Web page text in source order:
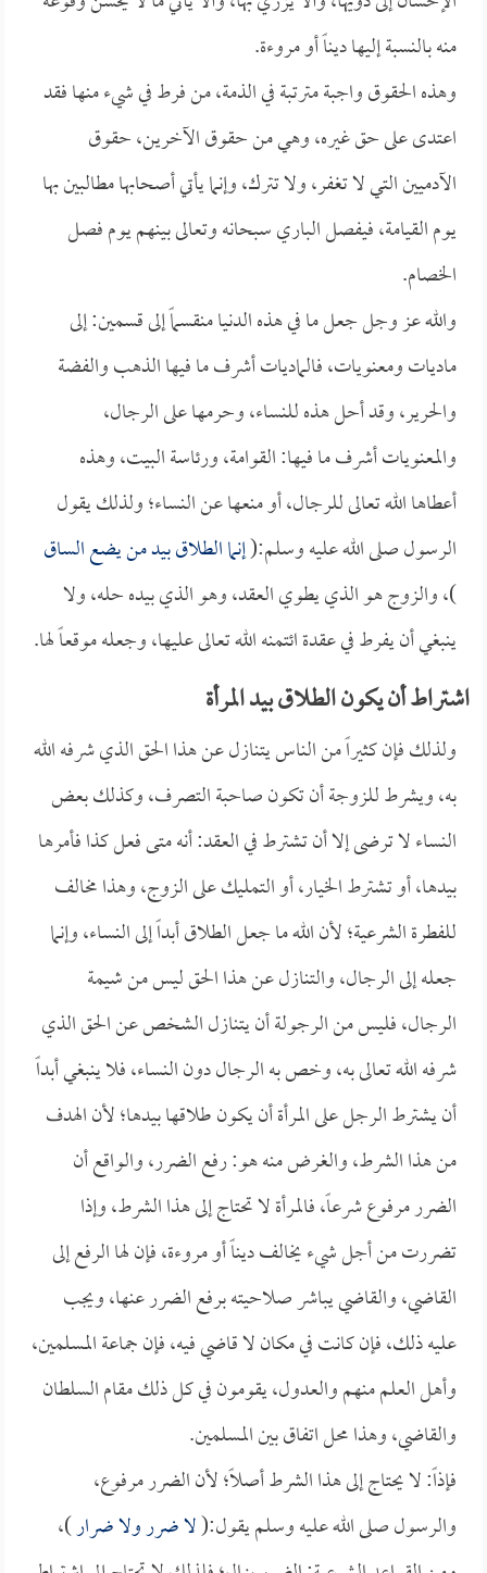
منه بالنسبة إليها ديناً أو مروءة.
وهذه الحقوق واجبة مترتبة في الذمة، من فرط في شيء منها فقد
اعتدى على حق غيره، وهي من حقوق الآخرين، حقوق
الآدميين التي لا تغفر، ولا تترك، وإنما يأتي أصحابها مطالبين بها
يوم القيامة، فيفصل الباري سبحانه وتعالى بينهم يوم فصل
الخصام.
والله عز وجل جعل ما في هذه الدنيا منقسماً إلى قسمين: إلى
ماديات ومعنويات، فالماديات أشرف ما فيها الذهب والفضة
والحرير، وقد أحل هذه للنساء، وحرمها على الرجال،
والمعنويات أشرف ما فيها: القوامة، ورئاسة البيت، وهذه
أعطاها الله تعالى للرجال، أو منعها عن النساء؛ ولذلك يقول
الرسول صلى الله عليه وسلم:(إنما الطلاق بيد من يضع الساق
)، والزوج هو الذي يطوي العقد، وهو الذي بيده حله، ولا
ينبغي أن يفرط في عقدة ائتمنه الله تعالى عليها، وجعله موقعاً لها.
اشتراط أن يكون الطلاق بيد المرأة
ولذلك فإن كثيراً من الناس يتنازل عن هذا الحق الذي شرفه الله
به، ويشرط للزوجة أن تكون صاحبة التصرف، وكذلك بعض
النساء لا ترضى إلا أن تشترط في العقد: أنه متى فعل كذا فأمرها
بيدها، أو تشترط الخيار، أو التمليك على الزوج، وهذا مخالف
للفطرة الشرعية؛ لأن الله ما جعل الطلاق أبداً إلى النساء، وإنما
جعله إلى الرجال، والتنازل عن هذا الحق ليس من شيمة
الرجال، فليس من الرجولة أن يتنازل الشخص عن الحق الذي
شرفه الله تعالى به، وخص به الرجال دون النساء، فلا ينبغي أبداً
أن يشترط الرجل على المرأة أن يكون طلاقها بيدها؛ لأن الهدف
من هذا الشرط، والغرض منه هو: رفع الضرر، والواقع أن
الضرر مرفوع شرعاً، فالمرأة لا تحتاج إلى هذا الشرط، وإذا
تضررت من أجل شيء يخالف ديناً أو مروءة، فإن لها الرفع إلى
القاضي، والقاضي يباشر صلاحيته برفع الضرر عنها، ويجب
عليه ذلك، فإن كانت في مكان لا قاضي فيه، فإن جماعة المسلمين،
وأهل العلم منهم والعدول، يقومون في كل ذلك مقام السلطان
والقاضي، وهذا محل اتفاق بين المسلمين.
فإذاً: لا يحتاج إلى هذا الشرط أصلاً؛ لأن الضرر مرفوع،
والرسول صلى الله عليه وسلم يقول:(لا ضرر ولا ضرار)،